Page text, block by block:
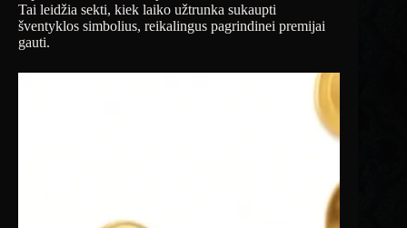
Tai leidžia sekti, kiek laiko užtrunka sukaupti
šventyklos simbolius, reikalingus pagrindinei premijai
gauti.